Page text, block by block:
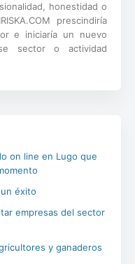
honestidad o
prescindiría
e iniciaría un nuevo
sector o actividad
on line en Lugo que
éxito
empresas del sector
y ganaderos